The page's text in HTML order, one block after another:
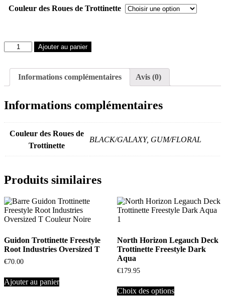
Couleur des Roues de Trottinette
quantité
de
WHEEL
FLORAL
110MM
Ajouter au panier
Informations complémentaires Avis (0)
Informations complémentaires
Couleur des Roues de
Trottinette
BLACK/GALAXY, GUM/FLORAL
Produits similaires
Guidon Trottinette Freestyle
Root Industries Oversized T
€70.00
Ajouter au panier
North Horizon Legauch Deck
Trottinette Freestyle Dark
Aqua
€179.95
Choix des options